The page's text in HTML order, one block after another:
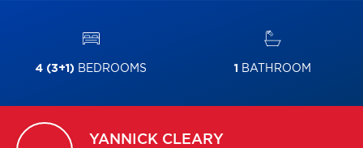
4 (3+1) BEDROOMS 1 BATHROOM
YANNICK CLEARY